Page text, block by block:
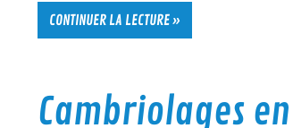
CONTINUER LA LECTURE »
Cambriolages